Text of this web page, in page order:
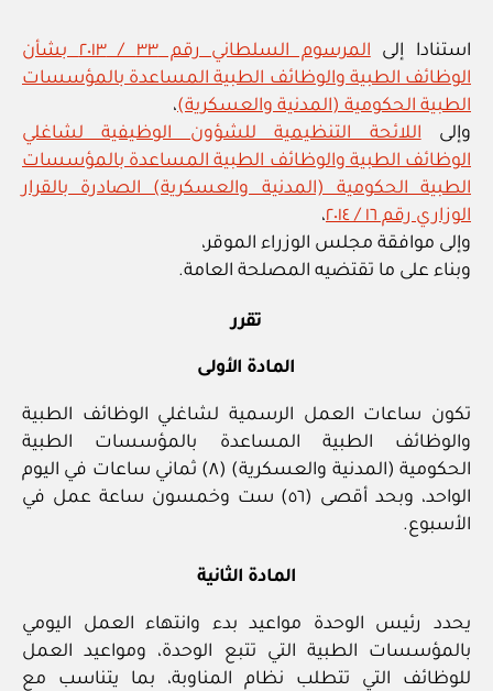
استنادا إلى
المرسوم السلطاني رقم ٣٣ / ٢٠١٣ بشأن
الوظائف الطبية والوظائف الطبية المساعدة بالمؤسسات
الطبية الحكومية (المدنية والعسكرية)،
وإلى اللائحة التنظيمية للشؤون الوظيفية لشاغلي
الوظائف الطبية والوظائف الطبية المساعدة بالمؤسسات
الطبية الحكومية (المدنية والعسكرية) الصادرة بالقرار
الوزاري رقم ١٦ / ٢٠١٤
،
وإلى موافقة مجلس الوزراء الموقر،
وبناء على ما تقتضيه المصلحة العامة.
تقرر
المادة الأولى
تكون ساعات العمل الرسمية لشاغلي الوظائف الطبية
والوظائف الطبية المساعدة بالمؤسسات الطبية
الحكومية (المدنية والعسكرية) (٨) ثماني ساعات في اليوم
الواحد، وبحد أقصى (٥٦) ست وخمسون ساعة عمل في
الأسبوع.
المادة الثانية
يحدد رئيس الوحدة مواعيد بدء وانتهاء العمل اليومي
بالمؤسسات الطبية التي تتبع الوحدة، ومواعيد العمل
للوظائف التي تتطلب نظام المناوبة، بما يتناسب مع